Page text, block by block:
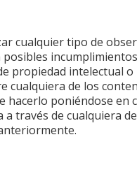
cualquier tipo de
posibles
propiedad intelectual
cualquiera de los
hacerlo poniéndose en
a través de cualquiera